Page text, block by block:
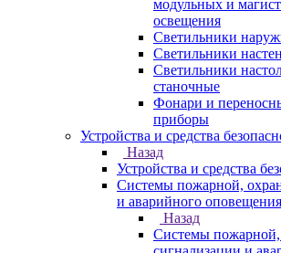
модульных и
освещения
Светильники
Светильники
Светильники
станочные
Фонари и
приборы
Устройства и средства
Назад
Устройства и средства
Системы пожарной,
и аварийного оповещения
Назад
Системы